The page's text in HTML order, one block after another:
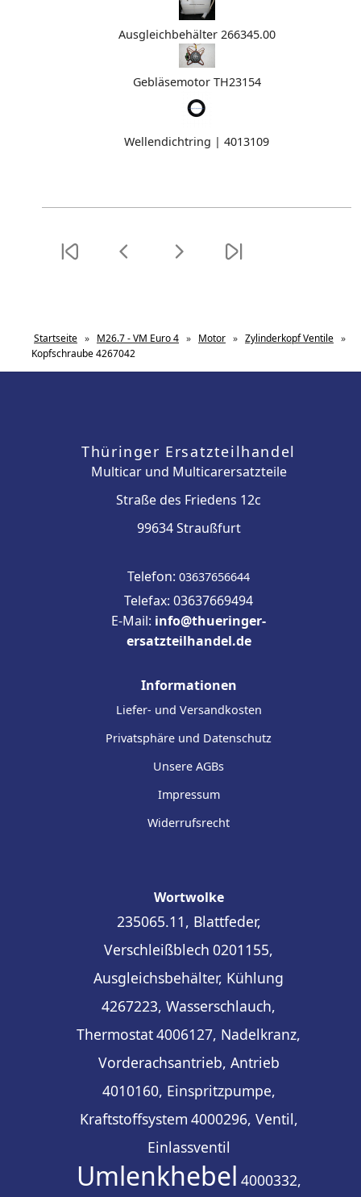
Ausgleichbehälter 266345.00
Gebläsemotor TH23154
Wellendichtring | 4013109
Startseite » M26.7 - VM Euro 4 » Motor » Zylinderkopf Ventile »
Kopfschraube 4267042
Thüringer Ersatzteilhandel
Multicar und Multicarersatzteile
Straße des Friedens 12c
99634 Straußfurt
Telefon: 03637656644
Telefax: 03637669494
E-Mail: info@thueringer-
ersatzteilhandel.de
Informationen
Liefer- und Versandkosten
Privatsphäre und Datenschutz
Unsere AGBs
Impressum
Widerrufsrecht
Wortwolke
235065.11, Blattfeder,
Verschleißblech 0201155,
Ausgleichsbehälter, Kühlung
4267223, Wasserschlauch,
Thermostat4006127, Nadelkranz,
Vorderachsantrieb, Antrieb
4010160, Einspritzpumpe,
Kraftstoffsystem 4000296, Ventil,
Einlassventil
Umlenkhebel 4000332,